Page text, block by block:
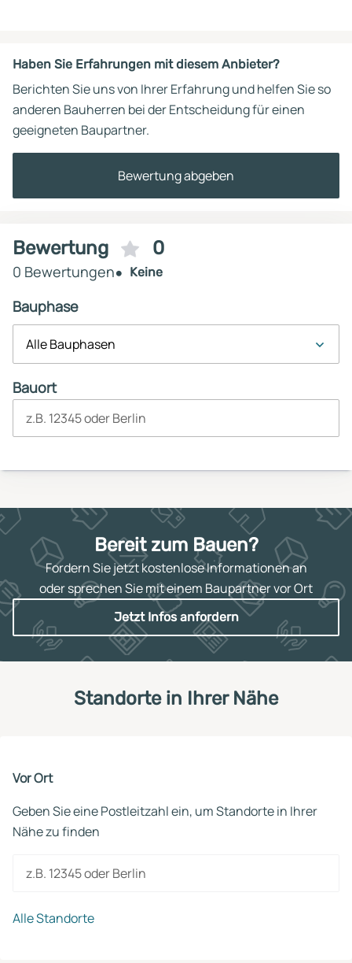
Haben Sie Erfahrungen mit diesem Anbieter?
Berichten Sie uns von Ihrer Erfahrung und helfen Sie so
anderen Bauherren bei der Entscheidung für einen
geeigneten Baupartner.
Bewertung abgeben
Bewertung 0
0 Bewertungen Keine
Bauphase
Alle Bauphasen
Bauort
z.B. 12345 oder Berlin
Bereit zum Bauen?
Fordern Sie jetzt kostenlose Informationen an
oder sprechen Sie mit einem Baupartner vor Ort
Jetzt Infos anfordern
Standorte in Ihrer Nähe
Vor Ort
Geben Sie eine Postleitzahl ein, um Standorte in Ihrer
Nähe zu finden
z.B. 12345 oder Berlin
Alle Standorte